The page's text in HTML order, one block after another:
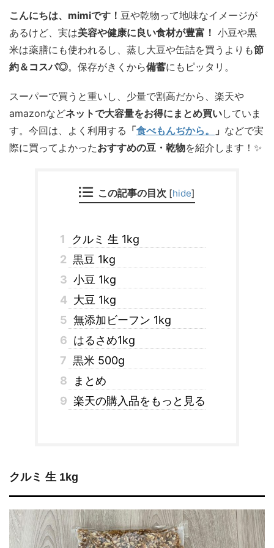
こんにちは、mimiです！ 豆や乾物って地味なイメージが
あるけど、実は美容や健康に良い食材が豊富！ 小豆や黒
米は薬膳にも使われるし、蒸し大豆や缶詰を買うよりも節
約＆コスパ◎。保存がきくから備蓄にもピッタリ。
スーパーで買うと重いし、少量で割高だから、楽天や
amazonなどネットで大容量をお得にまとめ買いしていま
す。今回は、よく利用する 「食べもんぢから。 」 などで実
際に買ってよかったおすすめの豆・乾物を紹介します！✨
この記事の目次 [hide]
1
クルミ 生 1kg
2 黒豆 1kg
3 小豆 1kg
4 大豆 1kg
5 無添加ビーフン 1kg
6 はるさめ1kg
7 黒米 500g
8
まとめ
9 楽天の購入品をもっと見る
クルミ 生 1kg